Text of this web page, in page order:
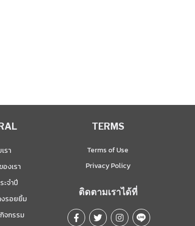
รา
องเรา
ะจำปี
งรอยยิ้ม
จกรรม
TERMS
Terms of Use
Privacy Policy
ติดตามเราได้ที่